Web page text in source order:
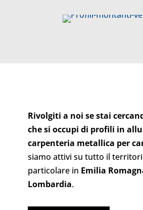
Rivolgiti a noi se stai
che si occupi di profili in
carpenteria metallica per
siamo attivi su tutto il
particolare in Emilia
Lombardia.